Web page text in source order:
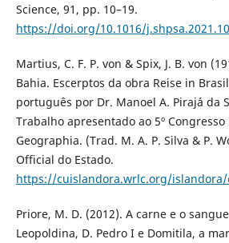
Science, 91, pp. 10–19.
https://doi.org/10.1016/
Martius, C. F. P. von & Spix, J. B. von
Bahia. Escerptos da obra Reise in
português por Dr. Manoel A. Pirajá da
Trabalho apresentado ao 5º
Geographia. (Trad. M. A. P. Silva & P.
Official do Estado.
https://cuislandora.wrlc.org/islandora/
Priore, M. D. (2012). A carne e o
Leopoldina, D. Pedro I e Domitila, a